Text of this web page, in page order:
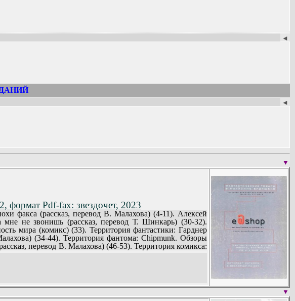
◄
◄
▼
Pdf-fax: звездочет, 2023
(рассказ, перевод В. Малахова) (4-11). Алексей
не звонишь (рассказ, перевод Т. Шинкарь) (30-32).
мира (комикс) (33). Территория фантастики: Гарднер
(34-44). Территория фантома: Chipmunk. Обзоры
перевод В. Малахова) (46-53). Территория комикса:
(54-64). Территория фантома: Макс Фрай. Обзоры книг
Л. Николенко) (66-73). Эдвард Ф. Шейвер. Третий
96).
Н. Маркеллова) (4-7). Ден Уитлок. Все или
▼